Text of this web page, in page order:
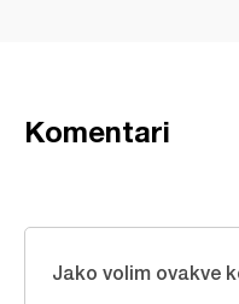
Komentari
Jako volim ovakve